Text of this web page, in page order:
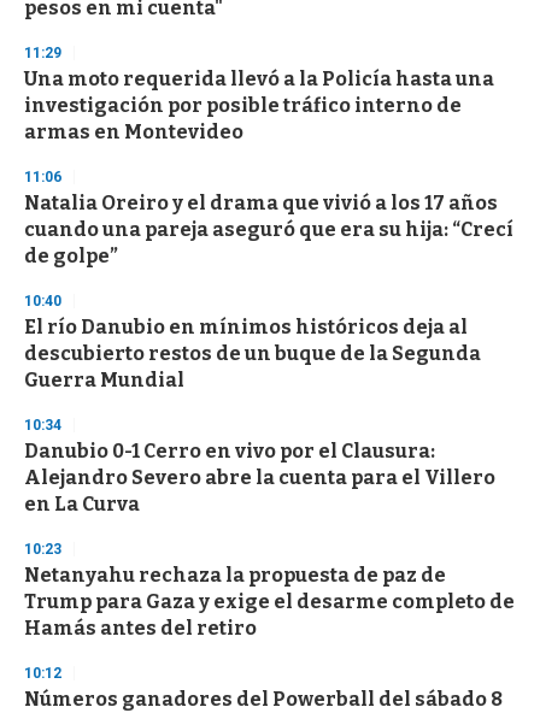
3
s
e
c
o
n
pesos en mi cuenta"
11:29
Una moto requerida llevó a la Policía hasta una
investigación por posible tráfico interno de
armas en Montevideo
11:06
Natalia Oreiro y el drama que vivió a los 17 años
cuando una pareja aseguró que era su hija: “Crecí
de golpe”
10:40
El río Danubio en mínimos históricos deja al
descubierto restos de un buque de la Segunda
Guerra Mundial
10:34
Danubio 0-1 Cerro en vivo por el Clausura:
Alejandro Severo abre la cuenta para el Villero
en La Curva
10:23
Netanyahu rechaza la propuesta de paz de
Trump para Gaza y exige el desarme completo de
Hamás antes del retiro
10:12
Números ganadores del Powerball del sábado 8